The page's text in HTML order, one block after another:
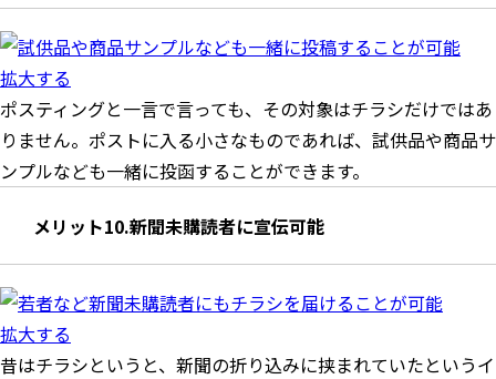
拡大する
ポスティングと一言で言っても、その対象はチラシだけではあ
りません。ポストに入る小さなものであれば、試供品や商品サ
ンプルなども一緒に投函することができます。
メリット10.新聞未購読者に宣伝可能
拡大する
昔はチラシというと、新聞の折り込みに挟まれていたというイ